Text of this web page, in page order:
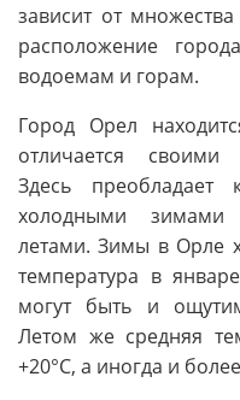
зависит от
расположение
водоемам и горам.
Город Орел
отличается своими
Здесь преобладает
холодными зимами
летами. Зимы в Орле
температура в
могут быть и
Летом же средняя
+20°C, а иногда и